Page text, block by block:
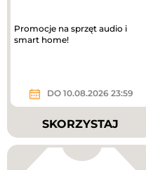
Promocje na sprzęt audio i
smart home!
DO 10.08.2026 23:59
SKORZYSTAJ